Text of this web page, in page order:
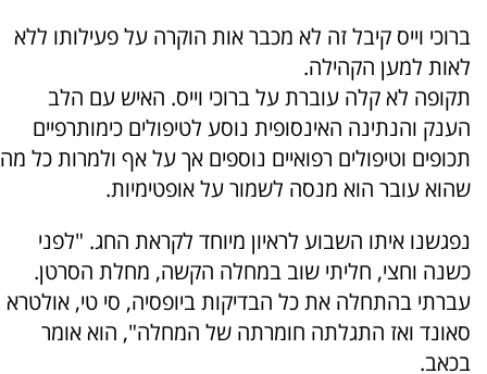
ברוכי וייס קיבל זה לא מכבר אות הוקרה על פעילותו ללא
לאות למען הקהילה.
תקופה לא קלה עוברת על ברוכי וייס. האיש עם הלב
הענק והנתינה האינסופית נוסע לטיפולים כימותרפיים
תכופים וטיפולים רפואיים נוספים אך על אף ולמרות כל מה
שהוא עובר הוא מנסה לשמור על אופטימיות.
נפגשנו איתו השבוע לראיון מיוחד לקראת החג. "לפני
כשנה וחצי, חליתי שוב במחלה הקשה, מחלת הסרטן.
עברתי בהתחלה את כל הבדיקות ביופסיה, סי טי, אולטרא
סאונד ואז התגלתה חומרתה של המחלה", הוא אומר
בכאב.